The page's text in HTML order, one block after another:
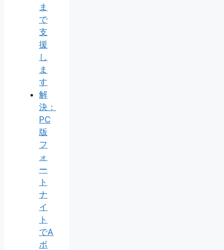
ま
で
支
援
し
ま
す
解
決：
PC
版
フ
ォ
ー
ト
ナ
イ
ト
でA
ボ